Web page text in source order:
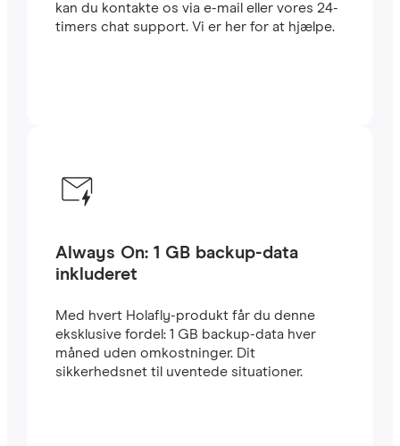
kan du kontakte os via e-mail eller vores 24-
timers chat support. Vi er her for at hjælpe.
Always On: 1 GB backup-data
inkluderet
Med hvert Holafly-produkt får du denne
eksklusive fordel: 1 GB backup-data hver
måned uden omkostninger. Dit
sikkerhedsnet til uventede situationer.